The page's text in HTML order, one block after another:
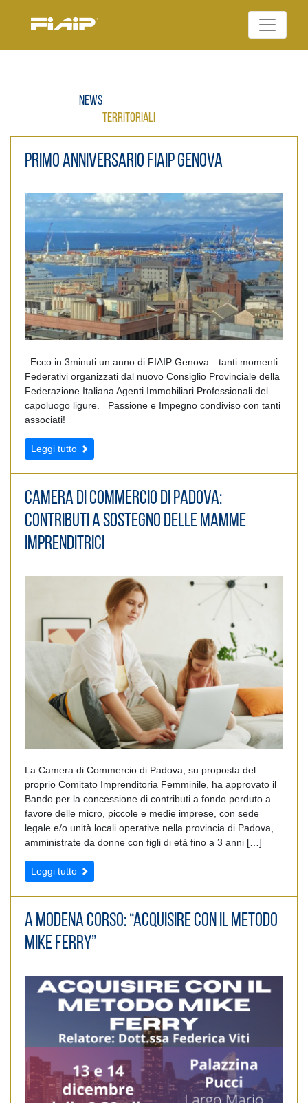
Federazione Italiana
News
Territoriali
Primo anniversario Fiaip Genova
Ecco in 3minuti un anno di FIAIP Genova…tanti momenti
Federativi organizzati dal nuovo Consiglio Provinciale della
Federazione Italiana Agenti Immobiliari Professionali del
capoluogo ligure. Passione e Impegno condiviso con tanti
associati!
Leggi tutto
Camera di Commercio di Padova:
contributi a sostegno delle mamme
imprenditrici
La Camera di Commercio di Padova, su proposta del
proprio Comitato Imprenditoria Femminile, ha approvato il
Bando per la concessione di contributi a fondo perduto a
favore delle micro, piccole e medie imprese, con sede
legale e/o unità locali operative nella provincia di Padova,
amministrate da donne con figli di età fino a 3 anni […]
Leggi tutto
A Modena Corso: “Acquisire con il metodo
Mike Ferry”